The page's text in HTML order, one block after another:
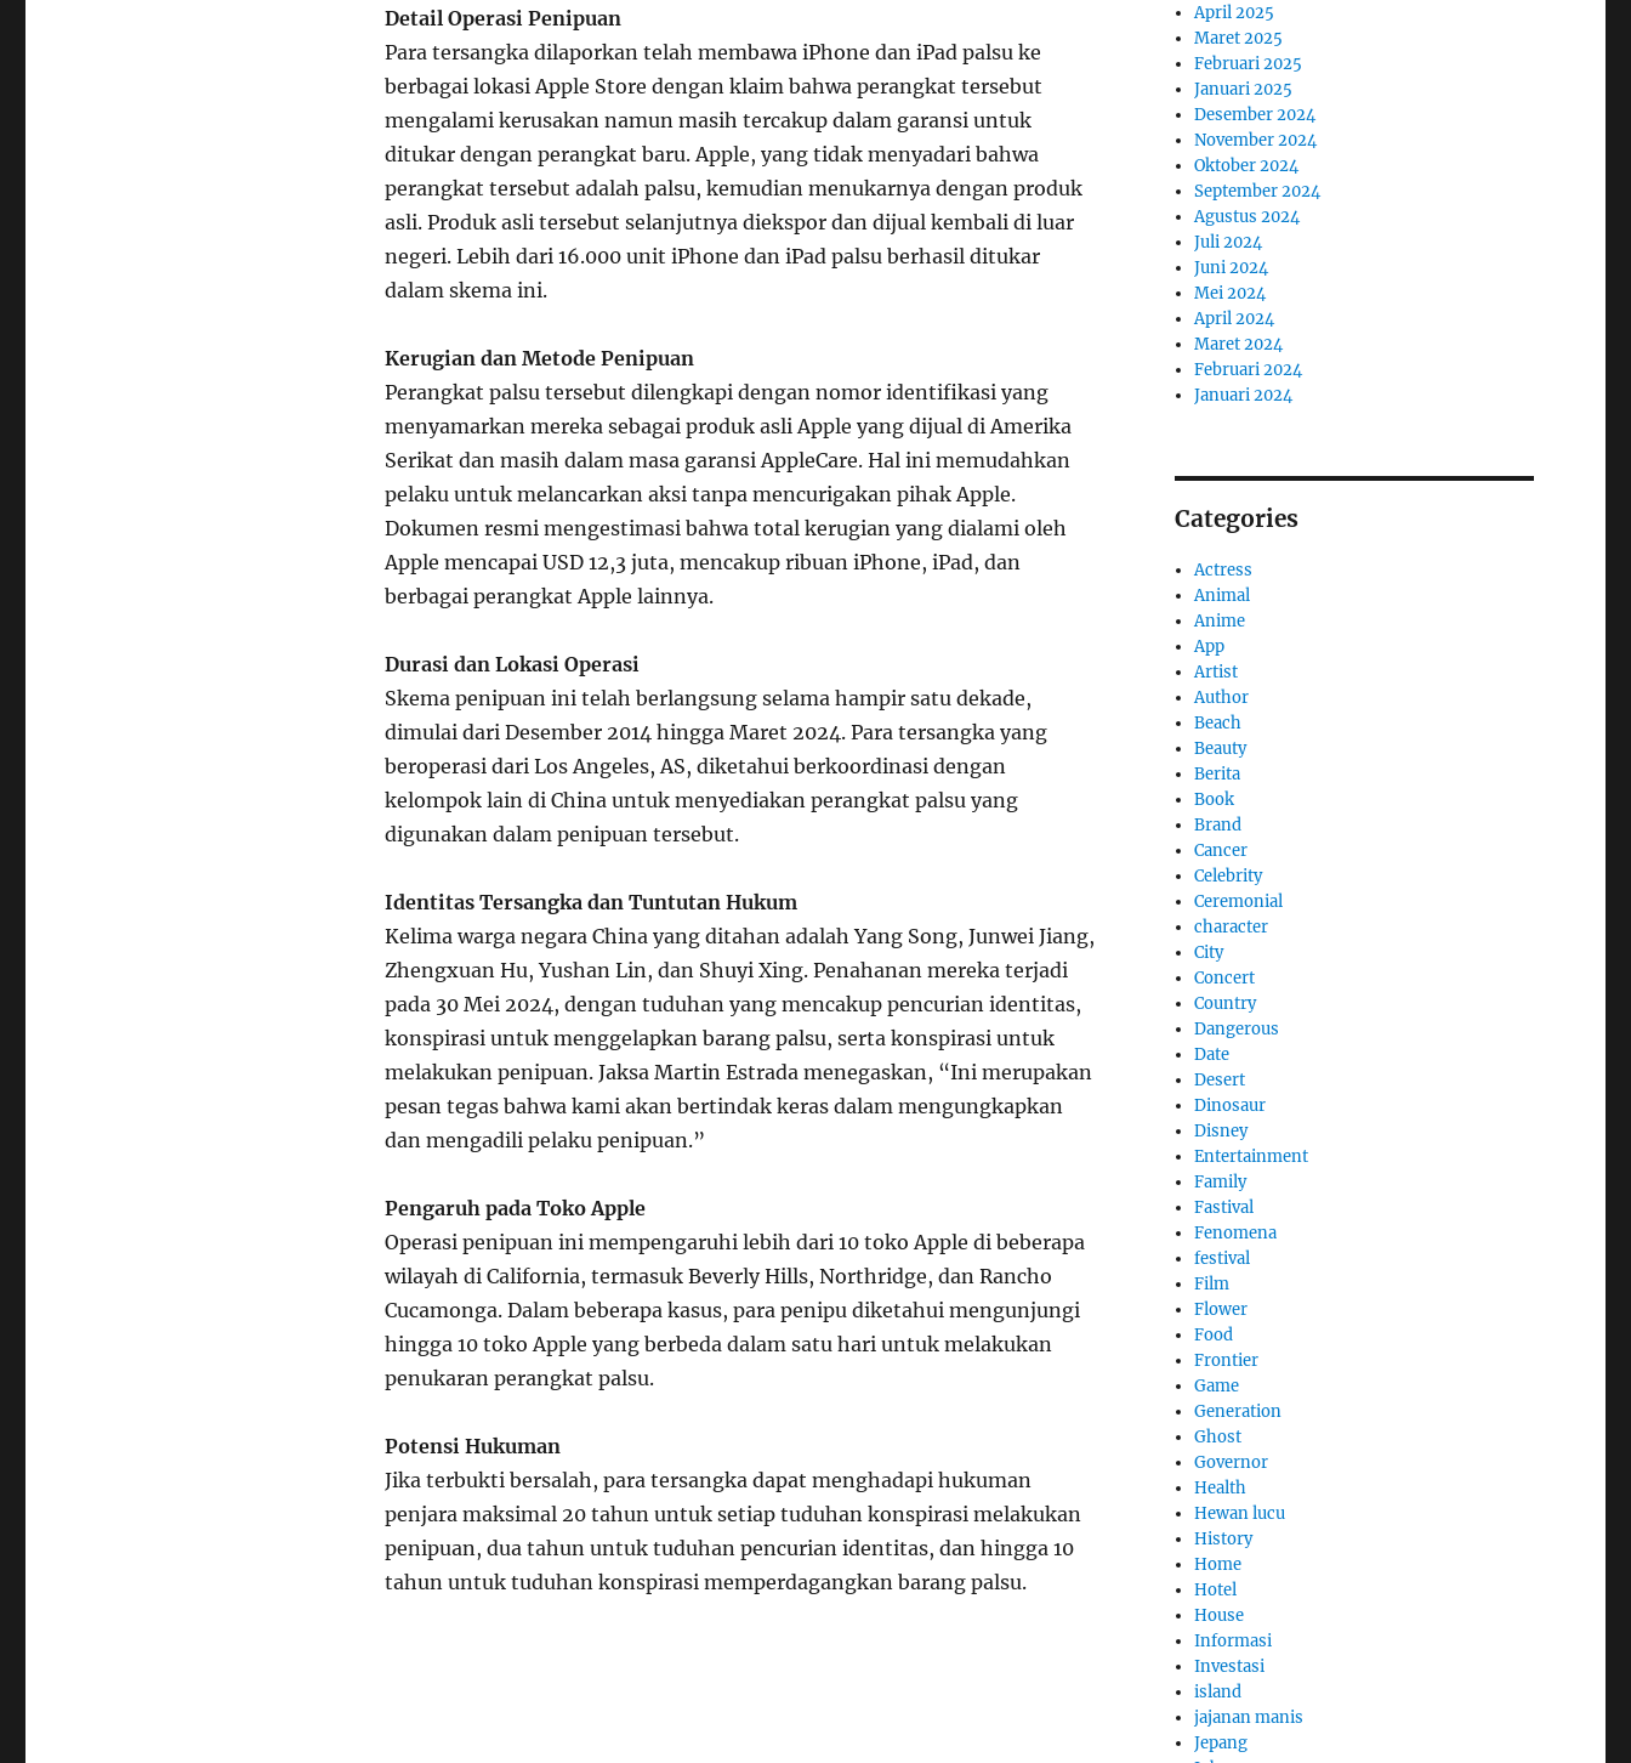
Detail Operasi Penipuan
Para tersangka dilaporkan telah membawa iPhone dan iPad palsu ke
berbagai lokasi Apple Store dengan klaim bahwa perangkat tersebut
mengalami kerusakan namun masih tercakup dalam garansi untuk
ditukar dengan perangkat baru. Apple, yang tidak menyadari bahwa
perangkat tersebut adalah palsu, kemudian menukarnya dengan produk
asli. Produk asli tersebut selanjutnya diekspor dan dijual kembali di luar
negeri. Lebih dari 16.000 unit iPhone dan iPad palsu berhasil ditukar
dalam skema ini.
Kerugian dan Metode Penipuan
Perangkat palsu tersebut dilengkapi dengan nomor identifikasi yang
menyamarkan mereka sebagai produk asli Apple yang dijual di Amerika
Serikat dan masih dalam masa garansi AppleCare. Hal ini memudahkan
pelaku untuk melancarkan aksi tanpa mencurigakan pihak Apple.
Dokumen resmi mengestimasi bahwa total kerugian yang dialami oleh
Apple mencapai USD 12,3 juta, mencakup ribuan iPhone, iPad, dan
berbagai perangkat Apple lainnya.
Durasi dan Lokasi Operasi
Skema penipuan ini telah berlangsung selama hampir satu dekade,
dimulai dari Desember 2014 hingga Maret 2024. Para tersangka yang
beroperasi dari Los Angeles, AS, diketahui berkoordinasi dengan
kelompok lain di China untuk menyediakan perangkat palsu yang
digunakan dalam penipuan tersebut.
Identitas Tersangka dan Tuntutan Hukum
Kelima warga negara China yang ditahan adalah Yang Song, Junwei Jiang,
Zhengxuan Hu, Yushan Lin, dan Shuyi Xing. Penahanan mereka terjadi
pada 30 Mei 2024, dengan tuduhan yang mencakup pencurian identitas,
konspirasi untuk menggelapkan barang palsu, serta konspirasi untuk
melakukan penipuan. Jaksa Martin Estrada menegaskan, “Ini merupakan
pesan tegas bahwa kami akan bertindak keras dalam mengungkapkan
dan mengadili pelaku penipuan.”
Pengaruh pada Toko Apple
Operasi penipuan ini mempengaruhi lebih dari 10 toko Apple di beberapa
wilayah di California, termasuk Beverly Hills, Northridge, dan Rancho
Cucamonga. Dalam beberapa kasus, para penipu diketahui mengunjungi
hingga 10 toko Apple yang berbeda dalam satu hari untuk melakukan
penukaran perangkat palsu.
Potensi Hukuman
Jika terbukti bersalah, para tersangka dapat menghadapi hukuman
penjara maksimal 20 tahun untuk setiap tuduhan konspirasi melakukan
penipuan, dua tahun untuk tuduhan pencurian identitas, dan hingga 10
tahun untuk tuduhan konspirasi memperdagangkan barang palsu.
April 2025
Maret 2025
Februari 2025
Januari 2025
Desember 2024
November 2024
Oktober 2024
September 2024
Agustus 2024
Juli 2024
Juni 2024
Mei 2024
April 2024
Maret 2024
Februari 2024
Januari 2024
Categories
Actress
Animal
Anime
App
Artist
Author
Beach
Beauty
Berita
Book
Brand
Cancer
Celebrity
Ceremonial
character
City
Concert
Country
Dangerous
Date
Desert
Dinosaur
Disney
Entertainment
Family
Fastival
Fenomena
festival
Film
Flower
Food
Frontier
Game
Generation
Ghost
Governor
Health
Hewan lucu
History
Home
Hotel
House
Informasi
Investasi
island
jajanan manis
Jepang